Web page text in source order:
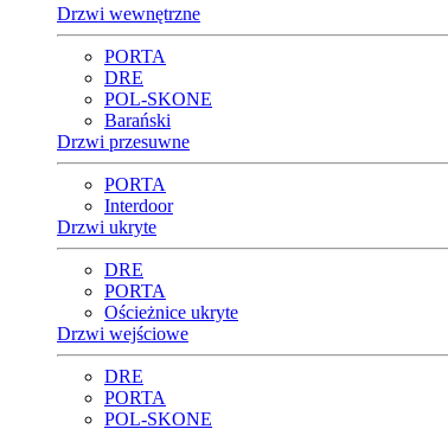
Drzwi wewnętrzne
PORTA
DRE
POL-SKONE
Barański
Drzwi przesuwne
PORTA
Interdoor
Drzwi ukryte
DRE
PORTA
Ościeżnice ukryte
Drzwi wejściowe
DRE
PORTA
POL-SKONE